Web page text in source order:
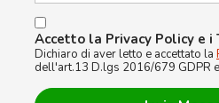
Accetto la Privacy Policy e i
Dichiaro di aver letto e accettato la
dell'art.13 D.lgs 2016/679 GDPR